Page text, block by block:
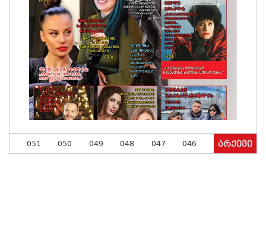
051 050 049 048 047 046 არქივი